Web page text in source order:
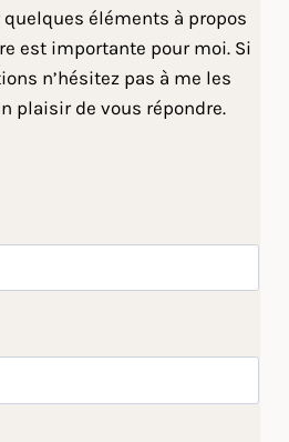
éléments à propos
est importante pour moi. Si
n’hésitez pas à me les
plaisir de vous répondre.